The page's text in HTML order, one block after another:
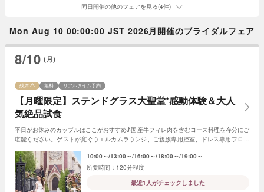
同日開催の他のフェアを見る(4件)
Mon Aug 10 00:00:00 JST 2026月開催のブライダルフェア
8/10 (月)
【月曜限定】ステンドグラス大聖堂*感動体験＆大人
気絶品試食
残席 無料 リアルタイム予約
平日がお休みのカップルはここがおすすめ♪国産牛フィレ肉を含むコース料理を存分にご
堪能ください。ゲストが寛ぐウエルカムラウンジ、ご親族専用控室、ドレス専用フロア
10:00～ 13:00～ 16:00～ 18:00～ 19:00～
120分程度
最近1人がチェックしました